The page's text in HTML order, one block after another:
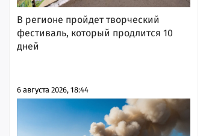
В регионе пройдет творческий
фестиваль, который продлится 10
дней
6 августа 2026, 18:44